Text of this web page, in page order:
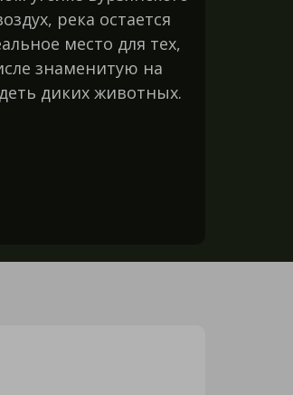
река остается
место для тех,
знаменитую на
диких животных.